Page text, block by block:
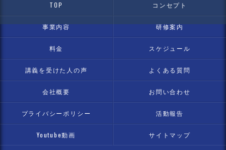
TOP コンセプト
事業内容 研修案内
料金 スケジュール
講義を受けた人の声 よくある質問
会社概要 お問い合わせ
プライバシーポリシー 活動報告
Youtube動画 サイトマップ